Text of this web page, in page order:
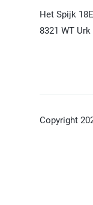
Het Spijk 18E
8321 WT Urk
Copyright